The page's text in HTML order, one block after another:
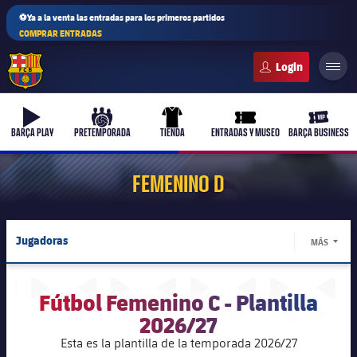
⚽Ya a la venta las entradas para los primeros partidos
COMPRAR ENTRADAS
b-play
BARÇA PLAY
culers-ball
PRETEMPORADA
uniform
TIENDA
ticket-full
ENTRADAS Y MUSEO
ticket-
BARÇA BUSINESS
FEMENINO D
Jugadoras MÁS
Resultados
Clasificaciones
Fútbol Femenino C - Plantilla
2026/27
Esta es la plantilla de la temporada 2026/27